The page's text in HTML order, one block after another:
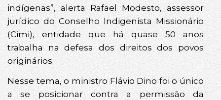
indígenas”, alerta Rafael Modesto, assessor
jurídico do Conselho Indigenista Missionário
(Cimi), entidade que há quase 50 anos
trabalha na defesa dos direitos dos povos
originários.
Nesse tema, o ministro Flávio Dino foi o único
a se posicionar contra a permissão da